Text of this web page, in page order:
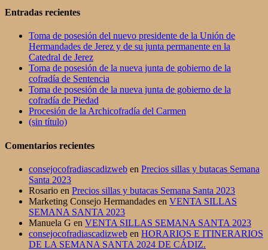
Entradas recientes
Toma de posesión del nuevo presidente de la Unión de
Hermandades de Jerez y de su junta permanente en la
Catedral de Jerez
Toma de posesión de la nueva junta de gobierno de la
cofradía de Sentencia
Toma de posesión de la nueva junta de gobierno de la
cofradía de Piedad
Procesión de la Archicofradía del Carmen
(sin título)
Comentarios recientes
consejocofradiascadizweb en Precios sillas y butacas Semana
Santa 2023
Rosario en Precios sillas y butacas Semana Santa 2023
Marketing Consejo Hermandades en VENTA SILLAS
SEMANA SANTA 2023
Manuela G en VENTA SILLAS SEMANA SANTA 2023
consejocofradiascadizweb en HORARIOS E ITINERARIOS
DE LA SEMANA SANTA 2024 DE CÁDIZ.